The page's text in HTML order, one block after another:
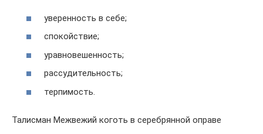
уверенность в себе;
спокойствие;
уравновешенность;
рассудительность;
терпимость.
Талисман Межвежий коготь в серебрянной оправе